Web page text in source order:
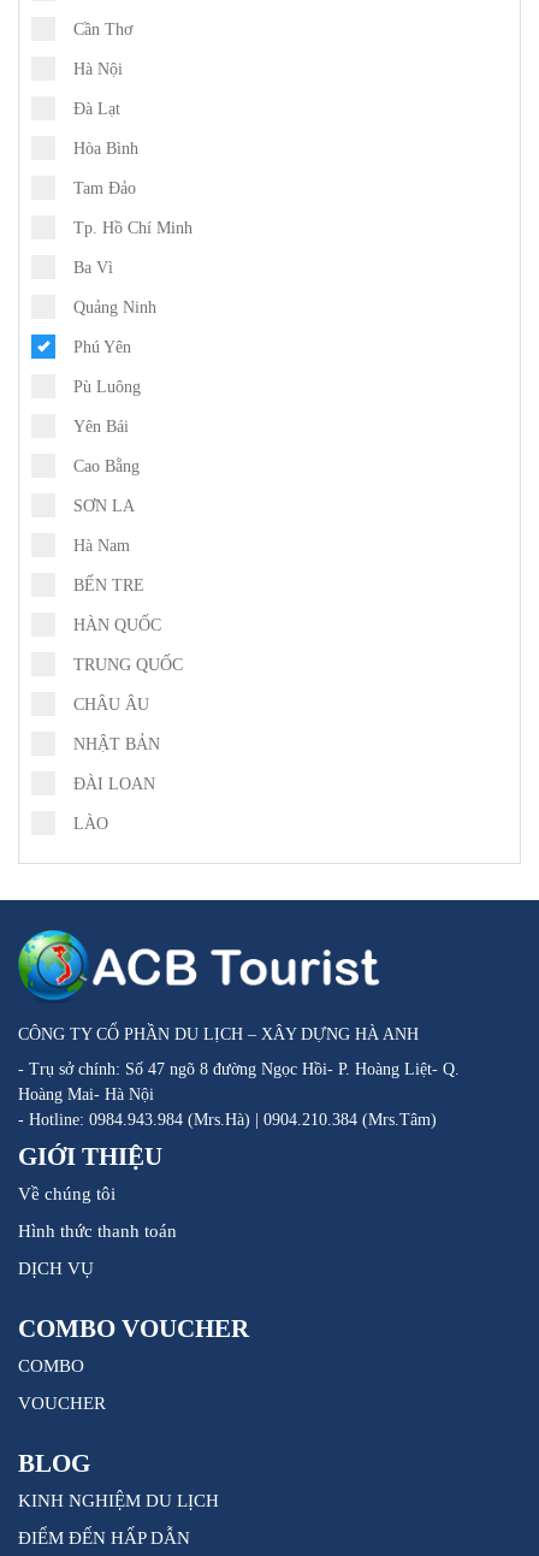
Cần Thơ
Hà Nội
Đà Lạt
Hòa Bình
Tam Đảo
Tp. Hồ Chí Minh
Ba Vì
Quảng Ninh
Phú Yên
Pù Luông
Yên Bái
Cao Bằng
SƠN LA
Hà Nam
BẾN TRE
HÀN QUỐC
TRUNG QUỐC
CHÂU ÂU
NHẬT BẢN
ĐÀI LOAN
LÀO
CÔNG TY CỔ PHẦN DU LỊCH – XÂY DỰNG HÀ ANH
- Trụ sở chính: Số 47 ngõ 8 đường Ngọc Hồi- P. Hoàng Liệt- Q.
Hoàng Mai- Hà Nội
- Hotline: 0984.943.984 (Mrs.Hà) | 0904.210.384 (Mrs.Tâm)
GIỚI THIỆU
Về chúng tôi
Hình thức thanh toán
DỊCH VỤ
COMBO VOUCHER
COMBO
VOUCHER
BLOG
KINH NGHIỆM DU LỊCH
ĐIỂM ĐẾN HẤP DẪN